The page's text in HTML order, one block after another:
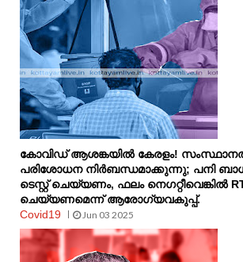
കോവിഡ് ആശങ്കയിൽ കേരളം!
പരിശോധന നിര്‍ബന്ധമാക്കുന്നു; പനി
ടെസ്റ്റ് ചെയ്യണം, ഫലം നെഗറ്റീവെങ്കില്‍
ചെയ്യണമെന്ന് ആരോഗ്യവകുപ്പ്.
Covid19
Jun 03 2025